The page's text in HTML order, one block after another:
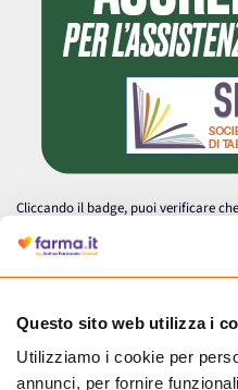
Questo sito web utilizza i
Utilizziamo i cookie per
annunci, per fornire
Cliccando il badge, puoi verificare
autorizzata dal Ministero della
medicinali.